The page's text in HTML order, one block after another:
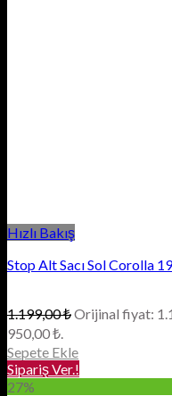
Hızlı Bakış
Stop Alt Sacı Sol Corolla
1.199,00₺Orijinal fiyat:
950,00 ₺.
Sepete Ekle
Sipariş Ver.!
27%